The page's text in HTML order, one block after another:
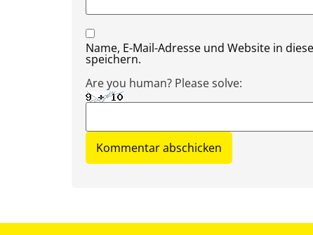
Name, E-Mail-Adresse und Website in
speichern.
Are you human? Please solve: